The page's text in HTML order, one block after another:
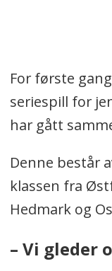
For første
seriespill for
har gått
Denne består
klassen fra
Hedmark og
– Vi gleder